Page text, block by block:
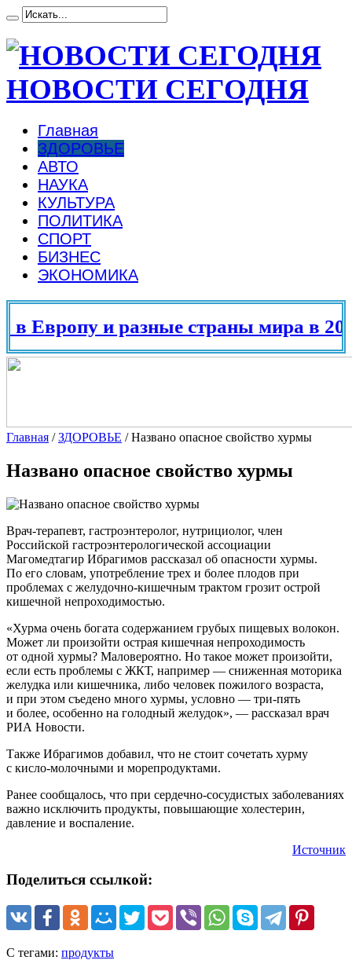
НОВОСТИ СЕГОДНЯ
Главная
ЗДОРОВЬЕ
АВТО
НАУКА
КУЛЬТУРА
ПОЛИТИКА
СПОРТ
БИЗНЕС
ЭКОНОМИКА
Европу и разные страны мира в 2025
Главная /ЗДОРОВЬЕ /Названо опасное свойство хурмы
Названо опасное свойство хурмы
Врач-терапевт, гастроэнтеролог, нутрициолог, член
Российской гастроэнтерологической ассоциации
Магомедтагир Ибрагимов рассказал об опасности хурмы.
По его словам, употребление трех и более плодов при
проблемах с желудочно-кишечным трактом грозит острой
кишечной непроходимостью.
«Хурма очень богата содержанием грубых пищевых волокон.
Может ли произойти острая кишечная непроходимость
от одной хурмы? Маловероятно. Но такое может произойти,
если есть проблемы с ЖКТ, например — сниженная моторика
желудка или кишечника, либо человек пожилого возраста,
и при этом съедено много хурмы, условно — три-пять
и более, особенно на голодный желудок», — рассказал врач
РИА Новости.
Также Ибрагимов добавил, что не стоит сочетать хурму
с кисло-молочными и морепродуктами.
Ранее сообщалось, что при сердечно-сосудистых заболеваниях
важно исключить продукты, повышающие холестерин,
давление и воспаление.
Источник
Поделиться ссылкой:
С тегами: продукты